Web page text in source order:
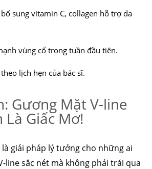
sung vitamin C, collagen hỗ trợ da
vùng cổ trong tuần đầu tiên.
lịch hẹn của bác sĩ.
Gương Mặt V-line
Là Giấc Mơ!
giải pháp lý tưởng cho những ai
line sắc nét mà không phải trải qua